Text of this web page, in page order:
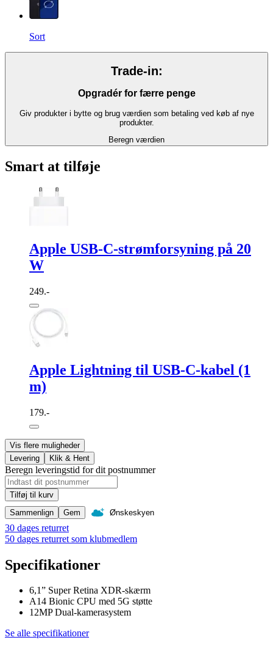
Sort
Trade-in:
Opgradér for færre penge
Giv produkter i bytte og brug værdien som betaling ved køb af nye
produkter.
Beregn værdien
Smart at tilføje
Apple USB-C-strømforsyning på 20
W
249.-
Apple Lightning til USB-C-kabel (1
m)
179.-
Vis flere muligheder
Levering
Klik & Hent
Beregn leveringstid for dit postnummer
Tilføj til kurv
Sammenlign
Gem Ønskeskyen
30 dages returret
50 dages returret som klubmedlem
Specifikationer
6,1” Super Retina XDR-skærm
A14 Bionic CPU med 5G støtte
12MP Dual-kamerasystem
Se alle specifikationer